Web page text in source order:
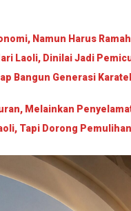
Namun Harus
Laoli, Dinilai Jadi
Bangun Generasi
Melainkan
Tapi Dorong